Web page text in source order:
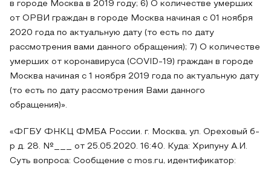
в городе Москва в 2019 году; 6) О количестве умерших
от ОРВИ граждан в городе Москва начиная с 01 ноября
2020 года по актуальную дату (то есть по дату
рассмотрения вами данного обращения); 7) О количестве
умерших от коронавируса (COVID-19) граждан в городе
Москва начиная с 1 ноября 2019 года по актуальную дату
(то есть по дату рассмотрения Вами данного
обращения)».
«ФГБУ ФНКЦ ФМБА России. г. Москва, ул. Ореховый б-
р д. 28. №___ от 25.05.2020. 16:40. Куда: Хрипуну А.И.
Суть вопроса: Сообщение с mos.ru, идентификатор: